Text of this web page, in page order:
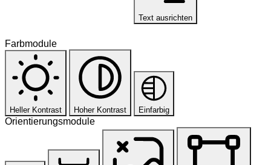
Text ausrichten
Farbmodule
Heller Kontrast Hoher Kontrast Einfarbig
Orientierungsmodule